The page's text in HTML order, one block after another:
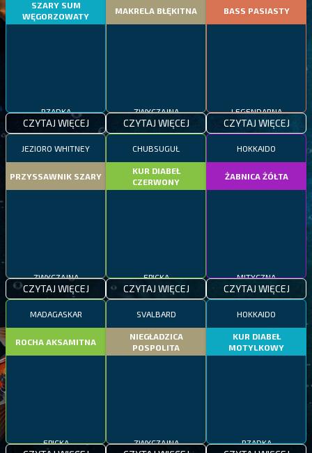
SZARY SUM
WĘGORZOWATY
CZYTAJ WIĘCEJ
MAKRELA BŁĘKITNA
CZYTAJ WIĘCEJ
BASS PASIASTY
CZYTAJ WIĘCEJ
JEZIORO WHITNEY
PRZYSSAWNIK SZARY
CZYTAJ WIĘCEJ
CHUBSUGUŁ
KUR DIABEŁ
CZERWONY
CZYTAJ WIĘCEJ
HOKKAIDO
ŻABNICA ŻÓŁTA
CZYTAJ WIĘCEJ
MADAGASKAR
ROCHA AKSAMITNA
SVALBARD
NIEGŁADZICA
POSPOLITA
HOKKAIDO
KUR DIABEŁ
MOTYLKOWY